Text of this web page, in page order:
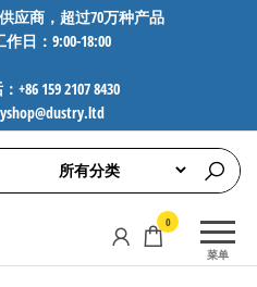
应商，超过70万种产品
日：9:00-18:00
159 2107 8430
菜单
0